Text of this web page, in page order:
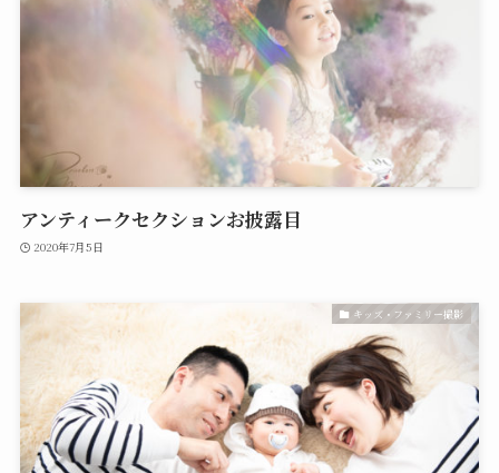
アンティークセクションお披露目
2020年7月5日
キッズ・ファミリー撮影